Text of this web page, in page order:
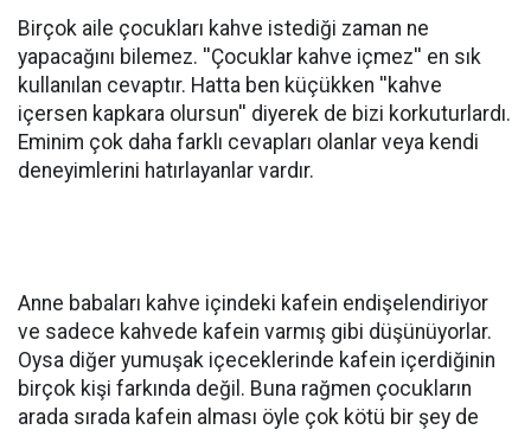
Birçok aile çocukları kahve istediği zaman ne
yapacağını bilemez. ''Çocuklar kahve içmez'' en sık
kullanılan cevaptır. Hatta ben küçükken ''kahve
içersen kapkara olursun'' diyerek de bizi korkuturlardı.
Eminim çok daha farklı cevapları olanlar veya kendi
deneyimlerini hatırlayanlar vardır.
Anne babaları kahve içindeki kafein endişelendiriyor
ve sadece kahvede kafein varmış gibi düşünüyorlar.
Oysa diğer yumuşak içeceklerinde kafein içerdiğinin
birçok kişi farkında değil. Buna rağmen çocukların
arada sırada kafein alması öyle çok kötü bir şey de